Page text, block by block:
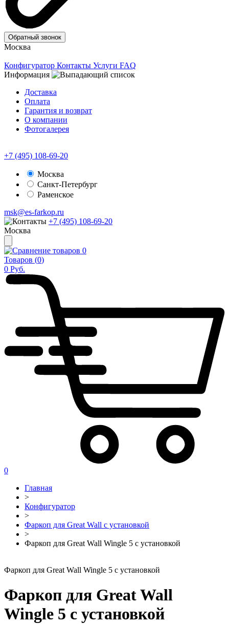
Обратный звонок
Москва
Конфигуратор Контакты Услуги FAQ
Информация
Доставка
Оплата
Гарантия и возврат
О компании
Фотогалерея
+7 (495) 108-69-20
Москва
Санкт-Петербург
Раменское
msk@es-farkop.ru
+7 (495) 108-69-20
Москва
0
Товаров (0)
0 Руб.
0
Главная
>
Конфигуратор
>
Фаркоп для Great Wall с установкой
>
Фаркоп для Great Wall Wingle 5 с установкой
Фаркоп для Great Wall Wingle 5 с установкой
Фаркоп для Great Wall
Wingle 5 с установкой